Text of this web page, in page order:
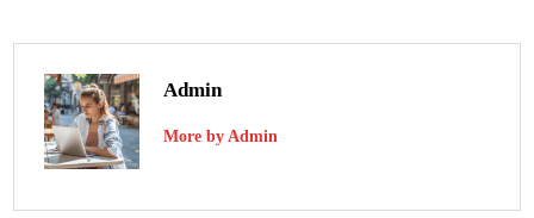
Admin
More by Admin